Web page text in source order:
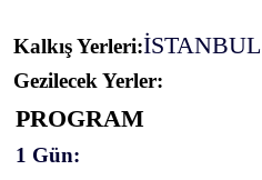
Kalkış Yerleri:İSTANBUL
Gezilecek Yerler:
PROGRAM
1 Gün: